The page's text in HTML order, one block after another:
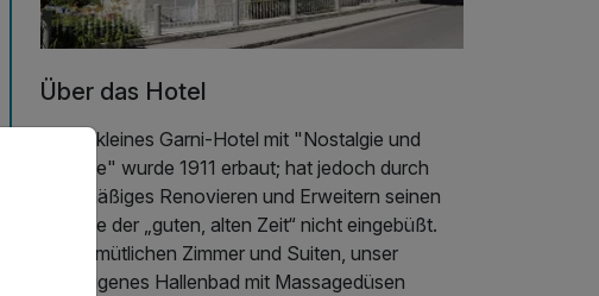
Über das Hotel
Unser kleines Garni-Hotel mit "Nostalgie und
Charme" wurde 1911 erbaut; hat jedoch durch
regelmäßiges Renovieren und Erweitern seinen
Charme der „guten, alten Zeit“ nicht eingebüßt.
Die gemütlichen Zimmer und Suiten, unser
hoteleigenes Hallenbad mit Massagedüsen